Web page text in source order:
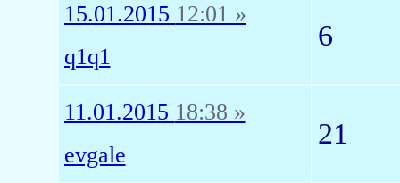
15.01.2015 12:01 »
q1q1
6
11.01.2015 18:38 »
evgale
21